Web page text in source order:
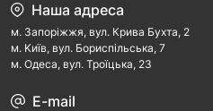
Наша адреса
м. Запорiжжя, вул. Крива Бухта, 2
м. Kиїв, вул. Бориспільська, 7
м. Одеса, вул. Троїцька, 23
E-mail